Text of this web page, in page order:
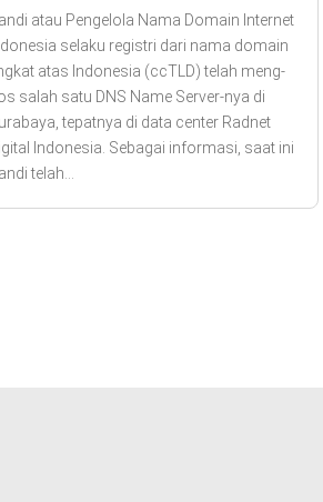
atau Pengelola Nama Domain Internet
selaku registri dari nama domain
atas Indonesia (ccTLD) telah meng-
salah satu DNS Name Server-nya di
tepatnya di data center Radnet
Indonesia. Sebagai informasi, saat ini
telah...